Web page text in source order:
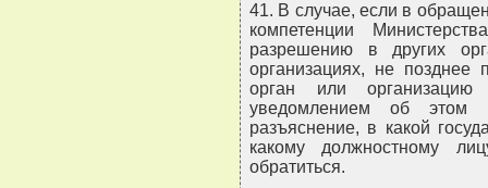
41. В случае, если в
компетенции
разрешению в других
организациях, не позднее
орган или
уведомлением об этом
разъяснение, в какой
какому должностному
обратиться.